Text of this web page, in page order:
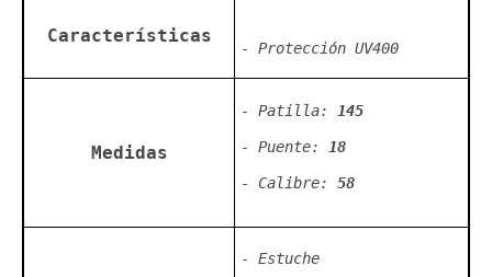
Características
- Protección UV400
Medidas
- Patilla: 145
- Puente: 18
- Calibre: 58
- Estuche